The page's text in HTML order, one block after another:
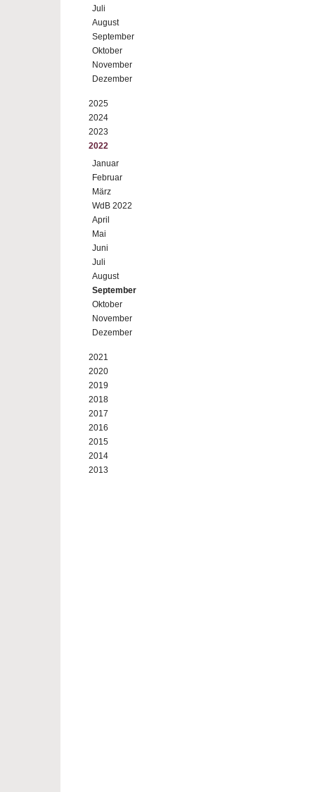
Juli
August
September
Oktober
November
Dezember
2025
2024
2023
2022
Januar
Februar
März
WdB 2022
April
Mai
Juni
Juli
August
September
Oktober
November
Dezember
2021
2020
2019
2018
2017
2016
2015
2014
2013